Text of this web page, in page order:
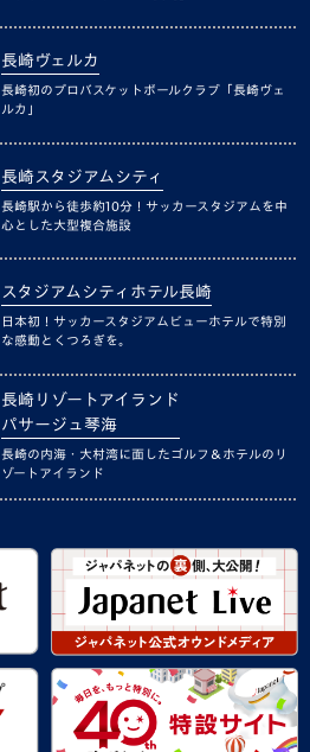
長崎ヴェルカ
長崎初のプロバスケットボールクラブ「長崎ヴェ
ルカ」
長崎スタジアムシティ
長崎駅から徒歩約10分！サッカースタジアムを中
心とした大型複合施設
スタジアムシティホテル長崎
日本初！サッカースタジアムビューホテルで特別
な感動とくつろぎを。
長崎リゾートアイランド
パサージュ琴海
長崎の内海・大村湾に面したゴルフ＆ホテルのリ
ゾートアイランド